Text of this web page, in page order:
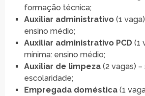
formação técnica;
Auxiliar administrativo (1
ensino médio;
Auxiliar administrativo PCD (1
mínima: ensino médio;
Auxiliar de limpeza(2 vagas) –
escolaridade;
Empregada doméstica(1